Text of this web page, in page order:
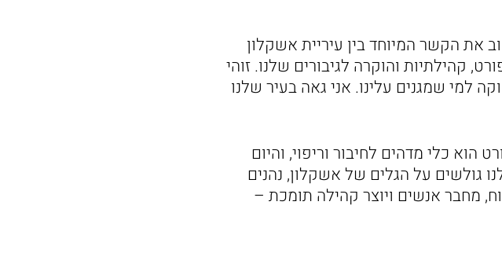
את הקשר המיוחד בין עיריית אשקלון
קהילתיות והוקרה לגיבורים שלנו. זוהי
למי שמגנים עלינו. אני גאה בעיר שלנו
הוא כלי מדהים לחיבור וריפוי, והיום
גולשים על הגלים של אשקלון, נהנים
מחבר אנשים ויוצר קהילה תומכת –